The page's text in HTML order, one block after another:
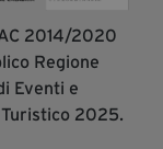
2014/2020
Regione
Eventi e
2025.